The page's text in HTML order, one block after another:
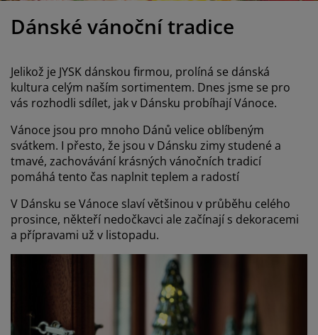
do ložnice
matrace
postele
o nábytek/doplňky
osvětlení
pokoj
mazlíčky
Dánské vánoční tradice
Jelikož je JYSK dánskou firmou, prolíná se dánská
kultura celým naším sortimentem. Dnes jsme se pro
vás rozhodli sdílet, jak v Dánsku probíhají Vánoce.
Vánoce jsou pro mnoho Dánů velice oblíbeným
svátkem. I přesto, že jsou v Dánsku zimy studené a
tmavé, zachovávání krásných vánočních tradicí
pomáhá tento čas naplnit teplem a radostí
V Dánsku se Vánoce slaví většinou v průběhu celého
prosince, někteří nedočkavci ale začínají s dekoracemi
a přípravami už v listopadu.